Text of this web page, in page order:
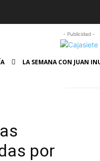
- Publicidad -
LA SEMANA CON JUAN
por